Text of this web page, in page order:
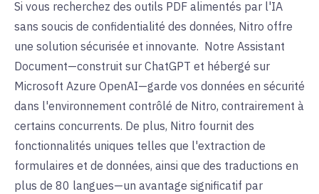
Si vous recherchez des outils PDF alimentés par l'IA
sans soucis de confidentialité des données, Nitro offre
une solution sécurisée et innovante. Notre Assistant
Document—construit sur ChatGPT et hébergé sur
Microsoft Azure OpenAI—garde vos données en sécurité
dans l'environnement contrôlé de Nitro, contrairement à
certains concurrents. De plus, Nitro fournit des
fonctionnalités uniques telles que l'extraction de
formulaires et de données, ainsi que des traductions en
plus de 80 langues—un avantage significatif par